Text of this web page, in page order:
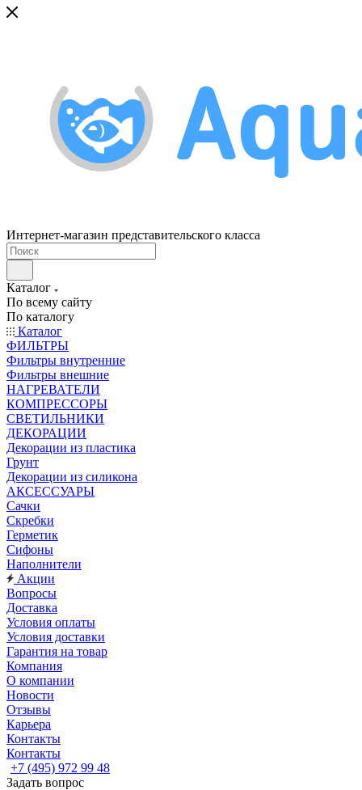
Интернет-магазин представительского класса
Каталог
По всему сайту
По каталогу
Каталог
ФИЛЬТРЫ
Фильтры внутренние
Фильтры внешние
НАГРЕВАТЕЛИ
КОМПРЕССОРЫ
СВЕТИЛЬНИКИ
ДЕКОРАЦИИ
Декорации из пластика
Грунт
Декорации из силикона
АКСЕССУАРЫ
Сачки
Скребки
Герметик
Сифоны
Наполнители
Акции
Вопросы
Доставка
Условия оплаты
Условия доставки
Гарантия на товар
Компания
О компании
Новости
Отзывы
Карьера
Контакты
Контакты
+7 (495) 972 99 48
Задать вопрос